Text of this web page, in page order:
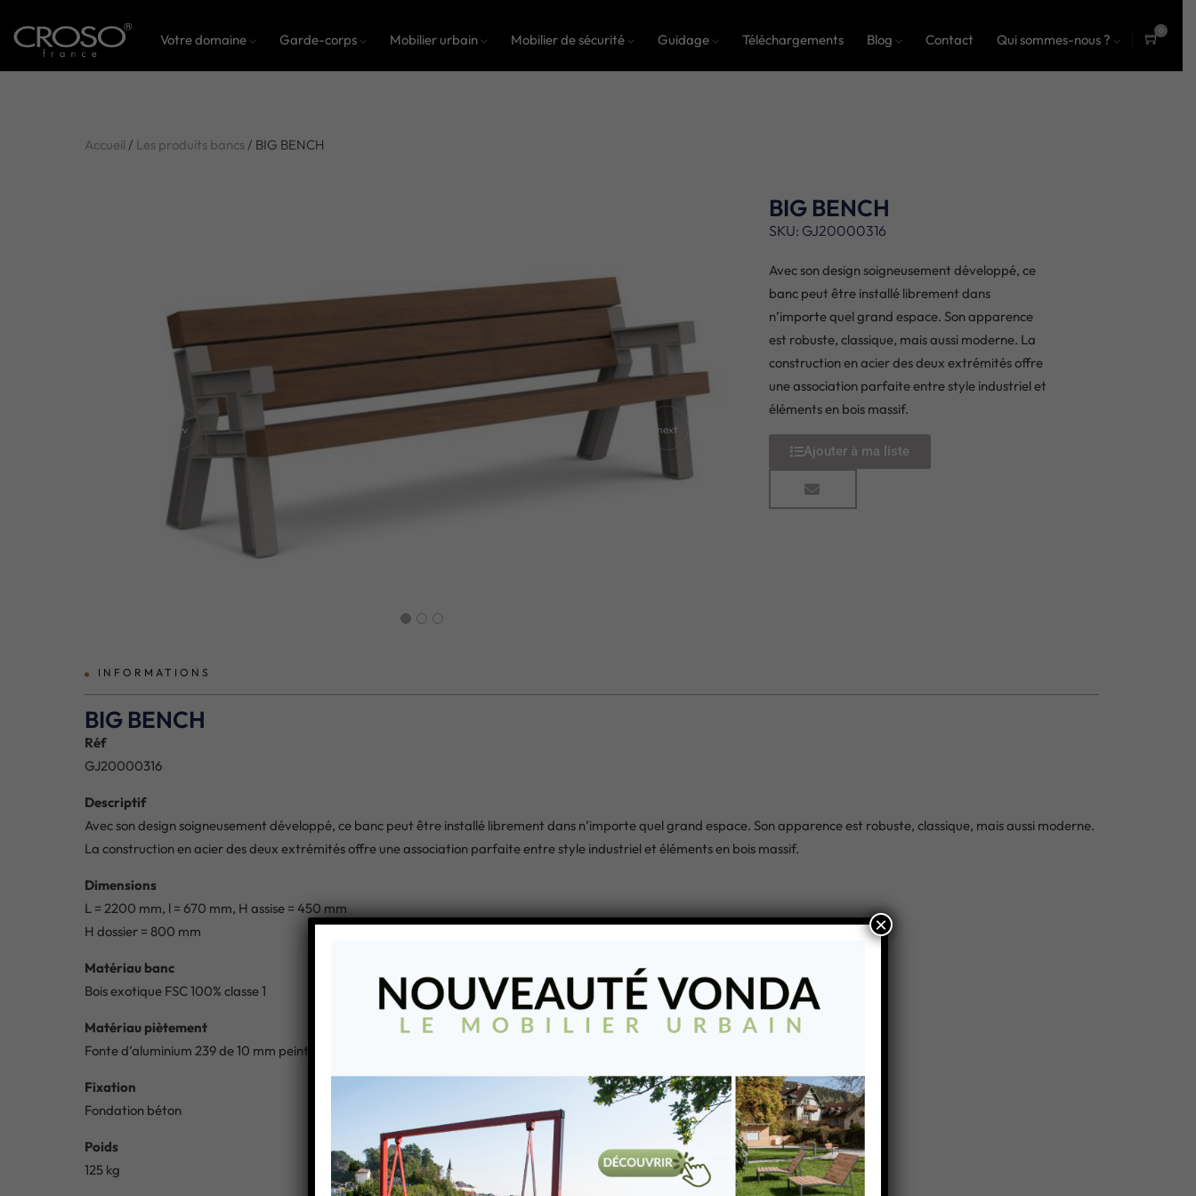
Votre domaine Garde-corps Mobilier urbain Mobilier de sécurité Guidage Téléchargements Blog Contact Qui sommes-nous ?
0
Accueil / Les produits bancs/ BIG BENCH
prev next
BIG BENCH
SKU: GJ20000316
Avec son design soigneusement développé, ce
banc peut être installé librement dans
n’importe quel grand espace. Son apparence
est robuste, classique, mais aussi moderne. La
construction en acier des deux extrémités offre
une association parfaite entre style industriel et
éléments en bois massif.
Ajouter à ma liste
INFORMATIONS
BIG BENCH
Réf
GJ20000316
Descriptif
Avec son design soigneusement développé, ce banc peut être installé librement dans n’importe quel grand espace. Son apparence est robuste, classique, mais aussi moderne.
La construction en acier des deux extrémités offre une association parfaite entre style industriel et éléments en bois massif.
Dimensions
L = 2200 mm, l = 670 mm, H assise = 450 mm
H dossier = 800 mm
Matériau banc
Bois exotique FSC 100% classe 1
Matériau piètement
Fonte d’aluminium 239 de 10 mm peint double couche 120μ en teinte RAL au choix
Fixation
Fondation béton
Poids
125 kg
×